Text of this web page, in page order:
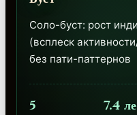
Соло-буст: рост
(всплеск
без пати-паттернов
5 7.4